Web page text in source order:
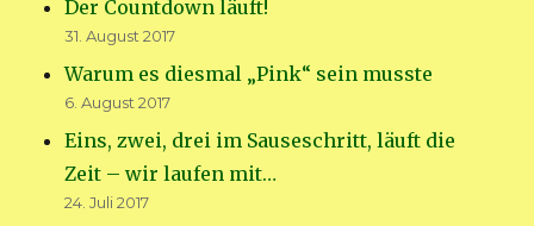
Der Countdown läuft!
31. August 2017
Warum es diesmal „Pink“ sein musste
6. August 2017
Eins, zwei, drei im Sauseschritt, läuft die
Zeit – wir laufen mit…
24. Juli 2017